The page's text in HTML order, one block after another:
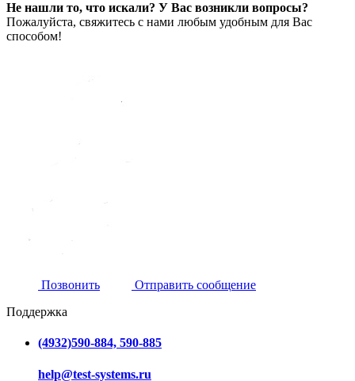
Не нашли то, что искали? У Вас возникли вопросы?
Пожалуйста, свяжитесь с нами любым удобным для Вас
способом!
Позвонить
Отправить сообщение
Поддержка
(4932)590-884, 590-885
help@test-systems.ru